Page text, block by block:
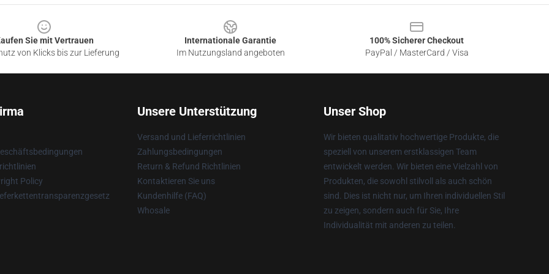
Sie mit Vertrauen
von Klicks bis zur Lieferung
Internationale Garantie
Im Nutzungsland angeboten
100% Sicherer Checkout
PayPal / MasterCard / Visa
Policy
Unsere Unterstützung
Versand und Lieferrichtlinien
Zahlungsbedingungen
Return & Refund Richtlinien
Kontaktieren Sie uns
Kundenhilfe (FAQ)
Whosale
Unser Shop
Wir bieten qualitativ hochwertige Produkte, die
speziell von unserem erstklassigen Team
entwickelt werden. Wir bieten eine Vielzahl von
Produkten, die sowohl stilvoll als auch schön
sind. Dies ist nicht nur, um Ihren individuellen Stil
zu zeigen, sondern auch für Sie, Ihre
Individualität mit anderen zu teilen.